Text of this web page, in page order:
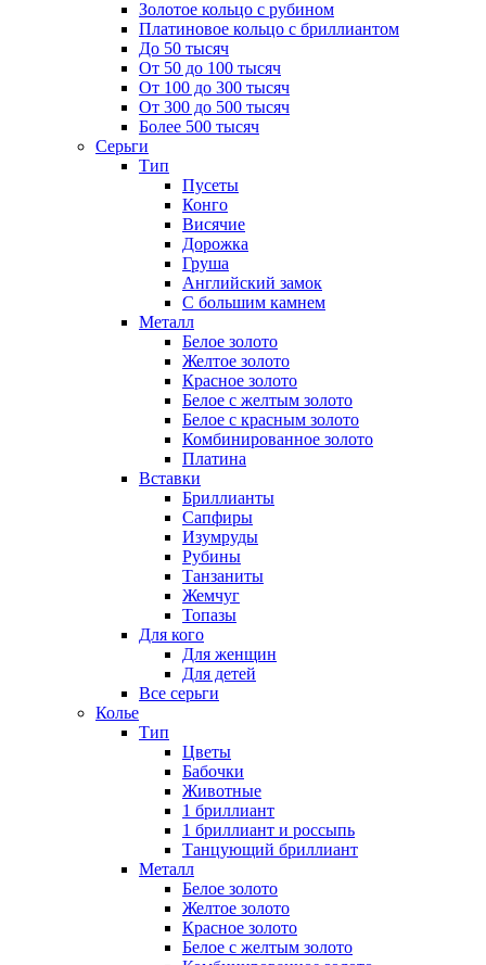
Золотое кольцо с рубином
Платиновое кольцо с бриллиантом
До 50 тысяч
От 50 до 100 тысяч
От 100 до 300 тысяч
От 300 до 500 тысяч
Более 500 тысяч
Серьги
Тип
Пусеты
Конго
Висячие
Дорожка
Груша
Английский замок
С большим камнем
Металл
Белое золото
Желтое золото
Красное золото
Белое с желтым золото
Белое с красным золото
Комбинированное золото
Платина
Вставки
Бриллианты
Сапфиры
Изумруды
Рубины
Танзаниты
Жемчуг
Топазы
Для кого
Для женщин
Для детей
Все серьги
Колье
Тип
Цветы
Бабочки
Животные
1 бриллиант
1 бриллиант и россыпь
Танцующий бриллиант
Металл
Белое золото
Желтое золото
Красное золото
Белое с желтым золото